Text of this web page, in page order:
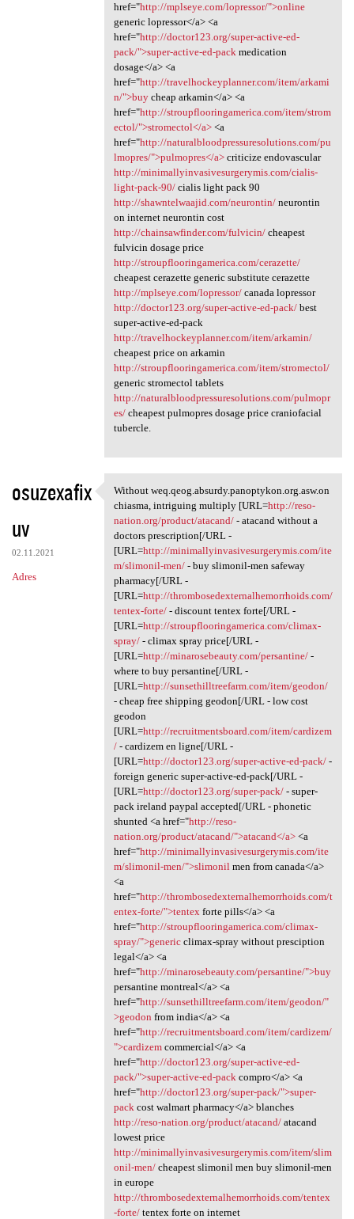
href="http://mplseye.com/lopressor/">online
generic lopressor</a> <a
href="http://doctor123.org/super-active-ed-
pack/">super-active-ed-packmedication
dosage</a> <a
href="http://travelhockeyplanner.com/item/arkami
n/">buycheap arkamin</a> <a
href="http://stroupflooringamerica.com/item/strom
ectol/">stromectol</a><a
href="http://naturalbloodpressuresolutions.com/pu
lmopres/">pulmopres</a>criticize endovascular
http://minimallyinvasivesurgerymis.com/cialis-
light-pack-90/cialis light pack 90
http://shawntelwaajid.com/neurontin/neurontin
on internet neurontin cost
http://chainsawfinder.com/fulvicin/cheapest
fulvicin dosage price
http://stroupflooringamerica.com/cerazette/
cheapest cerazette generic substitute cerazette
http://mplseye.com/lopressor/canada lopressor
http://doctor123.org/super-active-ed-pack/best
super-active-ed-pack
http://travelhockeyplanner.com/item/arkamin/
cheapest price on arkamin
http://stroupflooringamerica.com/item/stromectol/
generic stromectol tablets
http://naturalbloodpressuresolutions.com/pulmopr
es/cheapest pulmopres dosage price craniofacial
tubercle.
osuzexafix
uv
02.11.2021
Adres
Without weq.qeog.absurdy
Without weq.qeog.absurdy.panoptykon.org.asw.on
chiasma, intriguing multiply [URL=http://reso-
nation.org/product/atacand/- atacand without a
doctors prescription[/URL -
[URL=http://minimallyinvasivesurgerymis.com/ite
m/slimonil-men/- buy slimonil-men safeway
pharmacy[/URL -
[URL=http://thrombosedexternalhemorrhoids.com/
tentex-forte/- discount tentex forte[/URL -
[URL=http://stroupflooringamerica.com/climax-
spray/- climax spray price[/URL -
[URL=http://minarosebeauty.com/persantine/-
where to buy persantine[/URL -
[URL=http://sunsethilltreefarm.com/item/geodon/
- cheap free shipping geodon[/URL - low cost
geodon
[URL=http://recruitmentsboard.com/item/cardizem
/- cardizem en ligne[/URL -
[URL=http://doctor123.org/super-active-ed-pack/-
foreign generic super-active-ed-pack[/URL -
[URL=http://doctor123.org/super-pack/- super-
pack ireland paypal accepted[/URL - phonetic
shunted <a href="http://reso-
nation.org/product/atacand/">atacand</a><a
href="http://minimallyinvasivesurgerymis.com/ite
m/slimonil-men/">slimonil men from canada</a>
<a
href="http://thrombosedexternalhemorrhoids.com/t
entex-forte/">tentex forte pills</a> <a
href="http://stroupflooringamerica.com/climax-
spray/">genericclimax-spray without presciption
legal</a> <a
href="http://minarosebeauty.com/persantine/">buy
persantine montreal</a> <a
href="http://sunsethilltreefarm.com/item/geodon/"
>geodon from india</a> <a
href="http://recruitmentsboard.com/item/cardizem/
">cardizemcommercial</a> <a
href="http://doctor123.org/super-active-ed-
pack/">super-active-ed-pack compro</a> <a
href="http://doctor123.org/super-pack/">super-
pack cost walmart pharmacy</a> blanches
http://reso-nation.org/product/atacand/atacand
lowest price
http://minimallyinvasivesurgerymis.com/item/slim
onil-men/cheapest slimonil men buy slimonil-men
in europe
http://thrombosedexternalhemorrhoids.com/tentex
-forte/tentex forte on internet